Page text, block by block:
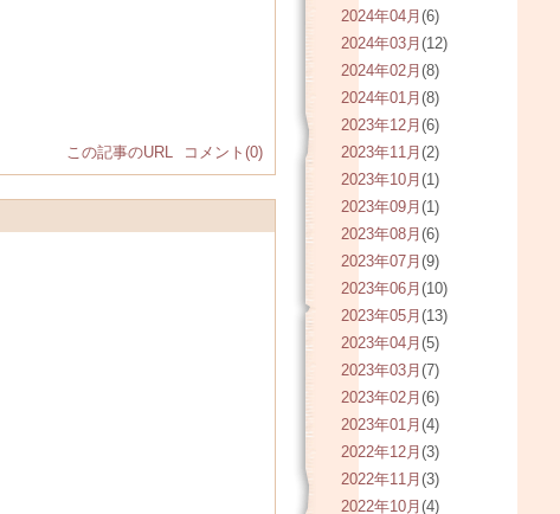
この記事のURL コメント(0)
2024年04月 (6)
2024年03月 (12)
2024年02月 (8)
2024年01月 (8)
2023年12月 (6)
2023年11月 (2)
2023年10月 (1)
2023年09月 (1)
2023年08月 (6)
2023年07月 (9)
2023年06月 (10)
2023年05月 (13)
2023年04月 (5)
2023年03月 (7)
2023年02月 (6)
2023年01月 (4)
2022年12月 (3)
2022年11月 (3)
2022年10月 (4)